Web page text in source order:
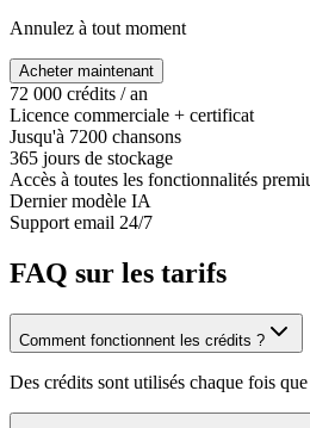
Annulez à tout moment
Acheter maintenant
72 000 crédits / an
Licence commerciale + certificat
Jusqu'à 7200 chansons
365 jours de stockage
Accès à toutes les fonctionnalités
Dernier modèle IA
Support email 24/7
FAQ sur les tarifs
Comment fonctionnent les crédits ?
Des crédits sont utilisés chaque fois